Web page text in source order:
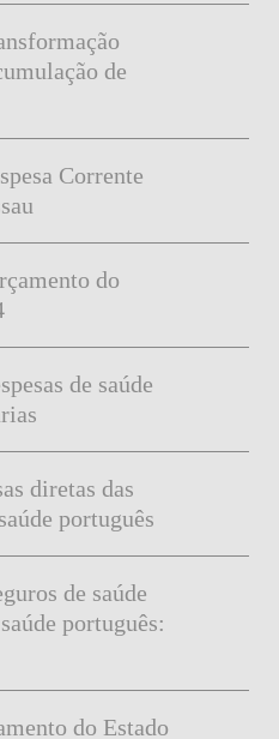
de
Corrente
do
de saúde
diretas das
português
de saúde
português:
do Estado